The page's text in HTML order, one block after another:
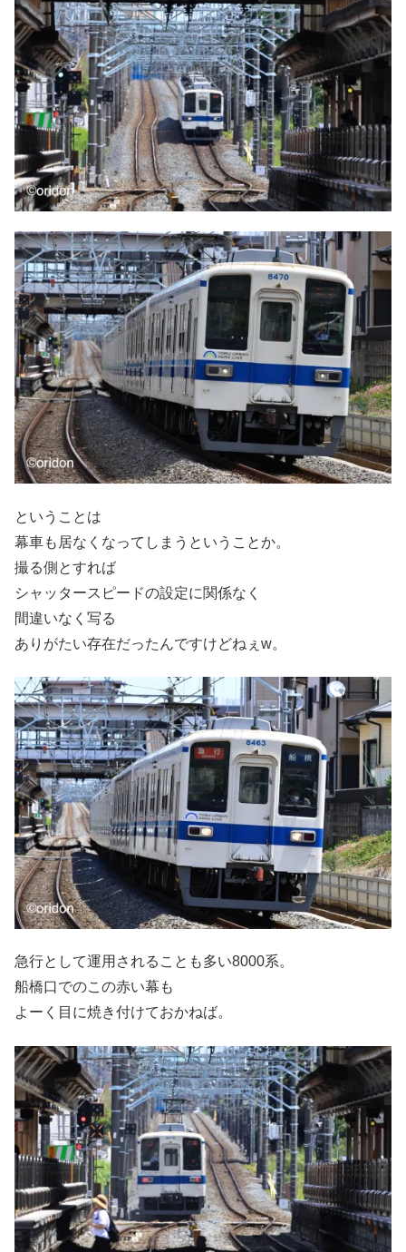
ということは
幕車も居なくなってしまうということか。
撮る側とすれば
シャッタースピードの設定に関係なく
間違いなく写る
ありがたい存在だったんですけどねぇw。
急行として運用されることも多い8000系。
船橋口でのこの赤い幕も
よーく目に焼き付けておかねば。